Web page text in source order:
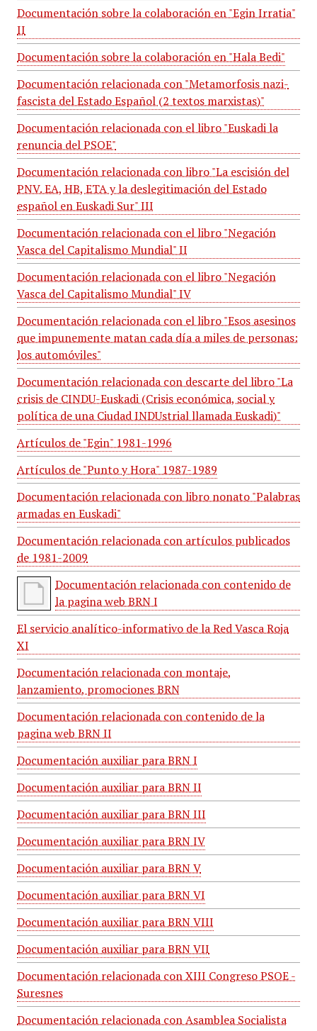
Documentación sobre la colaboración en "Egin Irratia"
II
Documentación sobre la colaboración en "Hala Bedi"
Documentación relacionada con "Metamorfosis nazi-
fascista del Estado Español (2 textos marxistas)"
Documentación relacionada con el libro "Euskadi la
renuncia del PSOE"
Documentación relacionada con libro "La escisión del
PNV. EA, HB, ETA y la deslegitimación del Estado
español en Euskadi Sur" III
Documentación relacionada con el libro "Negación
Vasca del Capitalismo Mundial" II
Documentación relacionada con el libro "Negación
Vasca del Capitalismo Mundial" IV
Documentación relacionada con el libro "Esos asesinos
que impunemente matan cada día a miles de personas:
los automóviles"
Documentación relacionada con descarte del libro "La
crisis de CINDU-Euskadi (Crisis económica, social y
política de una Ciudad INDUstrial llamada Euskadi)"
Artículos de "Egin" 1981-1996
Artículos de "Punto y Hora" 1987-1989
Documentación relacionada con libro nonato "Palabras
armadas en Euskadi"
Documentación relacionada con artículos publicados
de 1981-2009
Documentación relacionada con contenido de
la pagina web BRN I
El servicio analítico-informativo de la Red Vasca Roja
XI
Documentación relacionada con montaje,
lanzamiento, promociones BRN
Documentación relacionada con contenido de la
pagina web BRN II
Documentación auxiliar para BRN I
Documentación auxiliar para BRN II
Documentación auxiliar para BRN III
Documentación auxiliar para BRN IV
Documentación auxiliar para BRN V
Documentación auxiliar para BRN VI
Documentación auxiliar para BRN VIII
Documentación auxiliar para BRN VII
Documentación relacionada con XIII Congreso PSOE -
Suresnes
Documentación relacionada con Asamblea Socialista